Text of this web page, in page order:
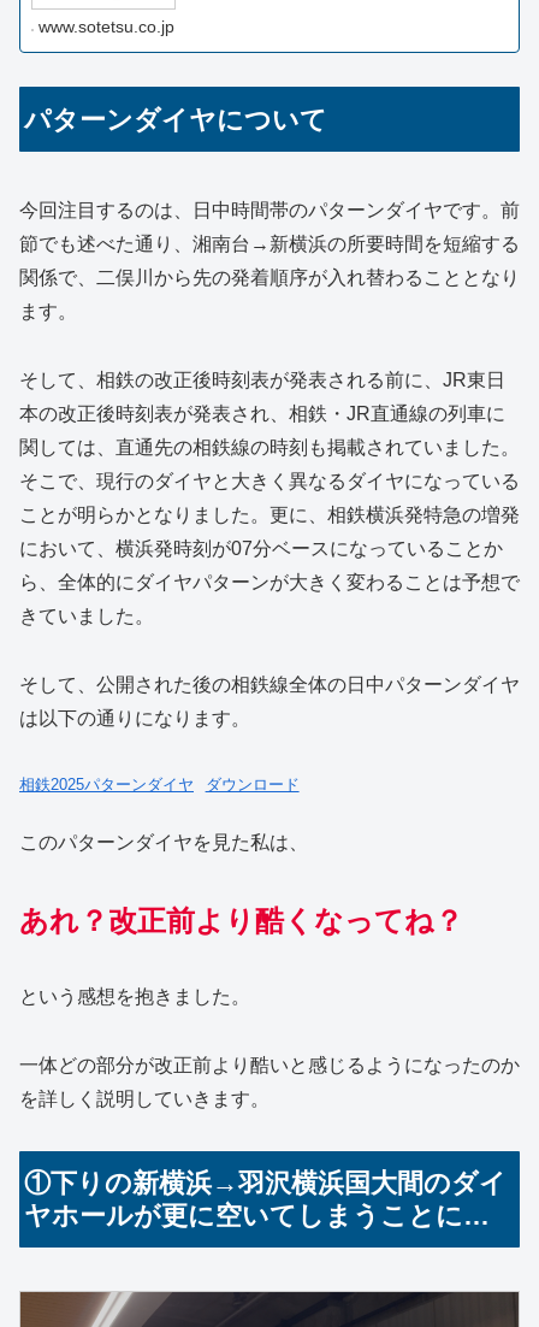
www.sotetsu.co.jp
パターンダイヤについて
今回注目するのは、日中時間帯のパターンダイヤです。前
節でも述べた通り、湘南台→新横浜の所要時間を短縮する
関係で、二俣川から先の発着順序が入れ替わることとなり
ます。
そして、相鉄の改正後時刻表が発表される前に、JR東日
本の改正後時刻表が発表され、相鉄・JR直通線の列車に
関しては、直通先の相鉄線の時刻も掲載されていました。
そこで、現行のダイヤと大きく異なるダイヤになっている
ことが明らかとなりました。更に、相鉄横浜発特急の増発
において、横浜発時刻が07分ベースになっていることか
ら、全体的にダイヤパターンが大きく変わることは予想で
きていました。
そして、公開された後の相鉄線全体の日中パターンダイヤ
は以下の通りになります。
相鉄2025パターンダイヤ ダウンロード
このパターンダイヤを見た私は、
あれ？改正前より酷くなってね？
という感想を抱きました。
一体どの部分が改正前より酷いと感じるようになったのか
を詳しく説明していきます。
①下りの新横浜→羽沢横浜国大間のダイ
ヤホールが更に空いてしまうことに…